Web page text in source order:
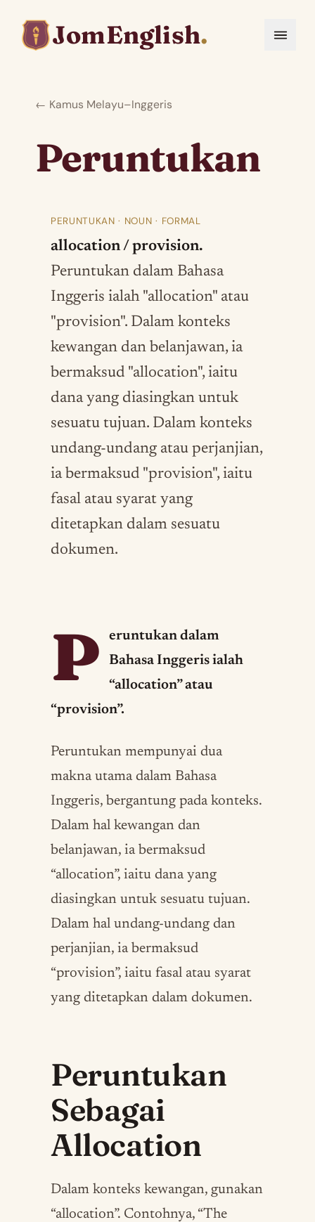
JomEnglish.
← Kamus Melayu–Inggeris
Peruntukan
PERUNTUKAN · NOUN · FORMAL
allocation / provision.
Peruntukan dalam Bahasa
Inggeris ialah "allocation" atau
"provision". Dalam konteks
kewangan dan belanjawan, ia
bermaksud "allocation", iaitu
dana yang diasingkan untuk
sesuatu tujuan. Dalam konteks
undang-undang atau perjanjian,
ia bermaksud "provision", iaitu
fasal atau syarat yang
ditetapkan dalam sesuatu
dokumen.
P
eruntukan dalam
Bahasa Inggeris ialah
“allocation” atau
“provision”.
Peruntukan mempunyai dua
makna utama dalam Bahasa
Inggeris, bergantung pada konteks.
Dalam hal kewangan dan
belanjawan, ia bermaksud
“allocation”, iaitu dana yang
diasingkan untuk sesuatu tujuan.
Dalam hal undang-undang dan
perjanjian, ia bermaksud
“provision”, iaitu fasal atau syarat
yang ditetapkan dalam dokumen.
Peruntukan
Sebagai
Allocation
Dalam konteks kewangan, gunakan
“allocation”. Contohnya, “The